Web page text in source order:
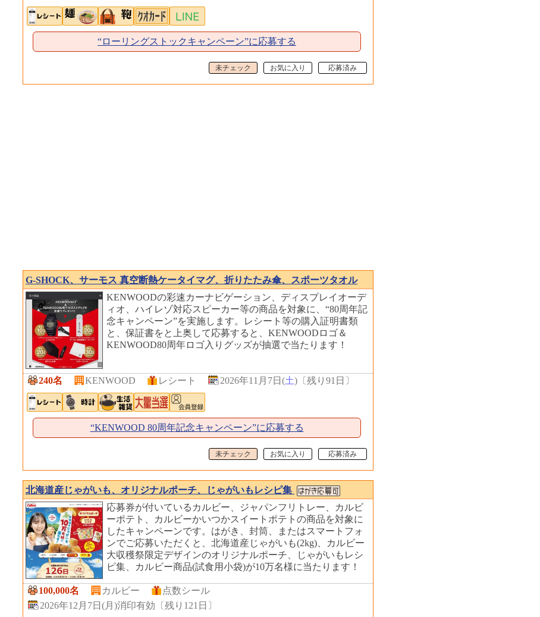
“ローリングストックキャンペーン”に応募する
未チェック お気に入り 応募済み
G-SHOCK、サーモス 真空断熱ケータイマグ、折りたたみ傘、スポーツタオル
KENWOODの彩速カーナビゲーション、ディスプレイオーデ
ィオ、ハイレゾ対応スピーカー等の商品を対象に、“80周年記
念キャンペーン”を実施します。レシート等の購入証明書類
と、保証書をと上奥して応募すると、KENWOODロゴ＆
KENWOOD80周年ロゴ入りグッズが抽選で当たります！
240名 KENWOOD レシート 2026年11月7日(土) 〔残り91日 〕
“KENWOOD 80周年記念キャンペーン”に応募する
未チェック お気に入り 応募済み
北海道産じゃがいも、オリジナルポーチ、じゃがいもレシピ集
応募券が付いているカルビー、ジャパンフリトレー、カルビ
ーポテト、カルビーかいつかスイートポテトの商品を対象に
したキャンペーンです。はがき、封筒、またはスマートフォ
ンでご応募いただくと、北海道産じゃがいも(2kg)、カルビー
大収穫祭限定デザインのオリジナルポーチ、じゃがいもレシ
ピ集、カルビー商品(試食用小袋)が10万名様に当たります！
100,000名 カルビー
点数シール
2026年12月7日(月)消印有効 〔残り121日 〕